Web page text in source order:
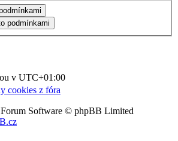
v UTC+01:00
cookies z fóra
Software © phpBB Limited